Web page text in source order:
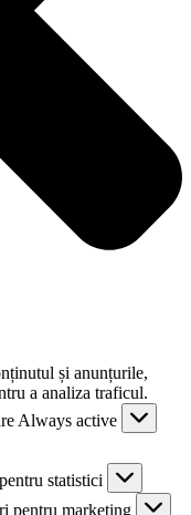
și anunțurile,
a analiza traficul.
Always active
statistici
pentru marketing